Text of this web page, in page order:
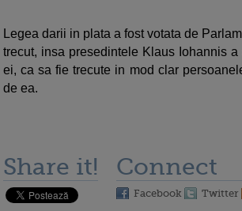
Legea darii in plata a fost votata de
trecut, insa presedintele Klaus Iohannis a
ei, ca sa fie trecute in mod clar
de ea.
Share it! Connect
Facebook Twitter